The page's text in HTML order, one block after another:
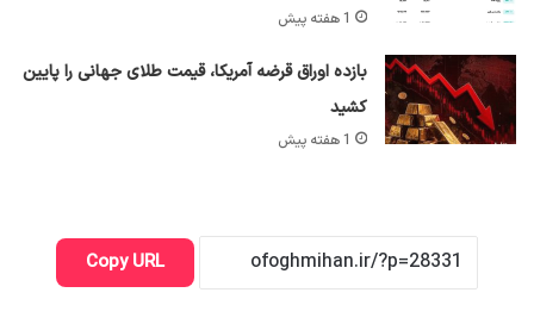
1 هفته پیش
بازده اوراق قرضه آمریکا، قیمت طلای جهانی را پایین
کشید
1 هفته پیش
Copy URL